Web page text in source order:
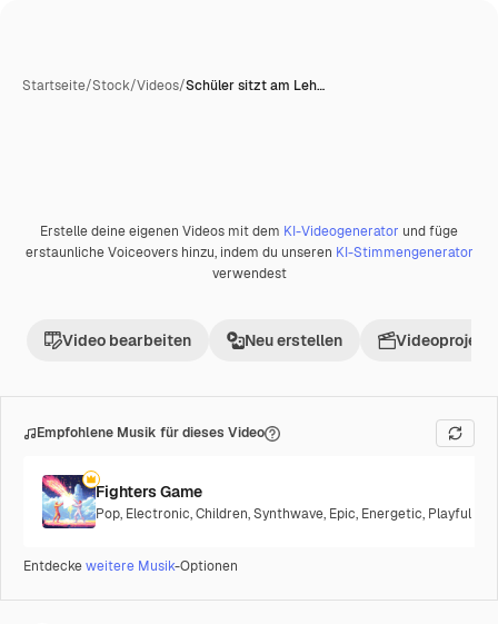
Startseite/Stock/Videos/Schüler sitzt am Leh…
Erstelle deine eigenen Videos mit dem KI-Videogenerator und füge
erstaunliche Voiceovers hinzu, indem du unseren KI-Stimmengenerator
verwendest
Video bearbeiten Neu erstellen Videoprojekt
Empfohlene Musik für dieses Video
Fighters Game
Pop, Electronic,Children,Synthwave, Epic, Energetic, Playful
Entdeckeweitere Musik-Optionen